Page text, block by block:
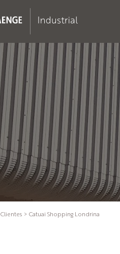
Clientes > Catuai Shopping Londrina